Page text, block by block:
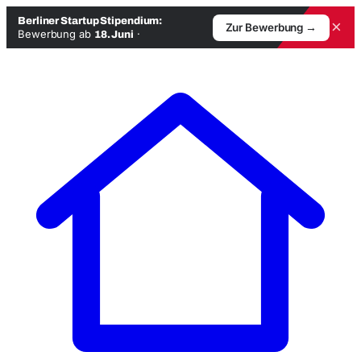
Berliner Startup Stipendium:
Bewerbung ab 18. Juni ·
Zur Bewerbung → ×